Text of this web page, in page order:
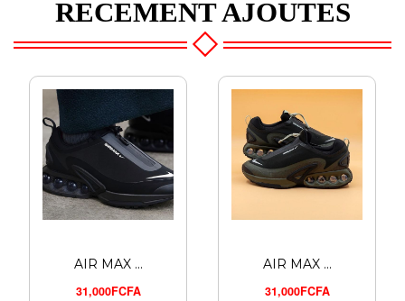
RECEMENT AJOUTES
AIR MAX ...
31,000FCFA
AIR MAX ...
31,000FCFA